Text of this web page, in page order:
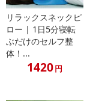
リラックスネックピ
ロー | 1日5分寝転
ぶだけのセルフ整
体！...
1420円